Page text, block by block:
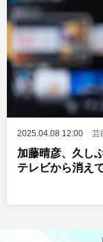
2025.04.08 12:00 芸
加藤晴彦、久し
テレビから消え